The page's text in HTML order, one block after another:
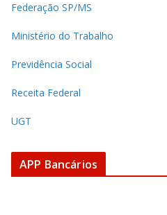
Federação SP/MS
Ministério do Trabalho
Previdência Social
Receita Federal
UGT
APP Bancários